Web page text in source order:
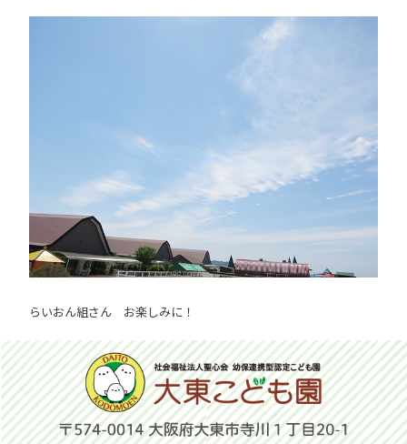
らいおん組さん お楽しみに！